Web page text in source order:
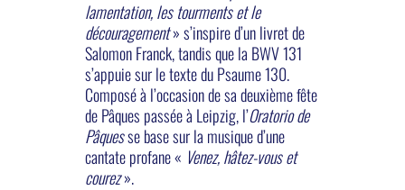
lamentation, les tourments et le
découragement» s’inspire d’un livret de
Salomon Franck, tandis que la BWV 131
s’appuie sur le texte du Psaume 130.
Composé à l’occasion de sa deuxième fête
de Pâques passée à Leipzig, l’Oratorio de
Pâquesse base sur la musique d’une
cantate profane « Venez, hâtez-vous et
courez».